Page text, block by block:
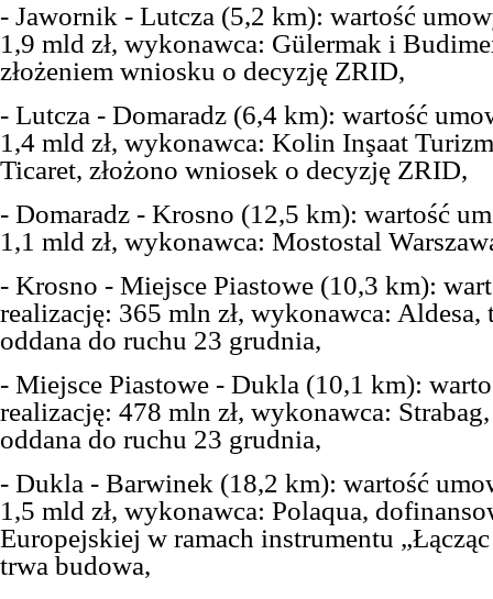
- Jawornik - Lutcza (5,2 km): wartość
1,9 mld zł, wykonawca: Gülermak i
złożeniem wniosku o decyzję ZRID,
- Lutcza - Domaradz (6,4 km): wartość
1,4 mld zł, wykonawca: Kolin Inşaat
Ticaret, złożono wniosek o decyzję ZRID,
- Domaradz - Krosno (12,5 km): wartość
1,1 mld zł, wykonawca: Mostostal
- Krosno - Miejsce Piastowe (10,3 km):
realizację: 365 mln zł, wykonawca: Aldesa,
oddana do ruchu 23 grudnia,
- Miejsce Piastowe - Dukla (10,1 km):
realizację: 478 mln zł, wykonawca: Strabag,
oddana do ruchu 23 grudnia,
- Dukla - Barwinek (18,2 km): wartość
1,5 mld zł, wykonawca: Polaqua,
Europejskiej w ramach instrumentu
trwa budowa,